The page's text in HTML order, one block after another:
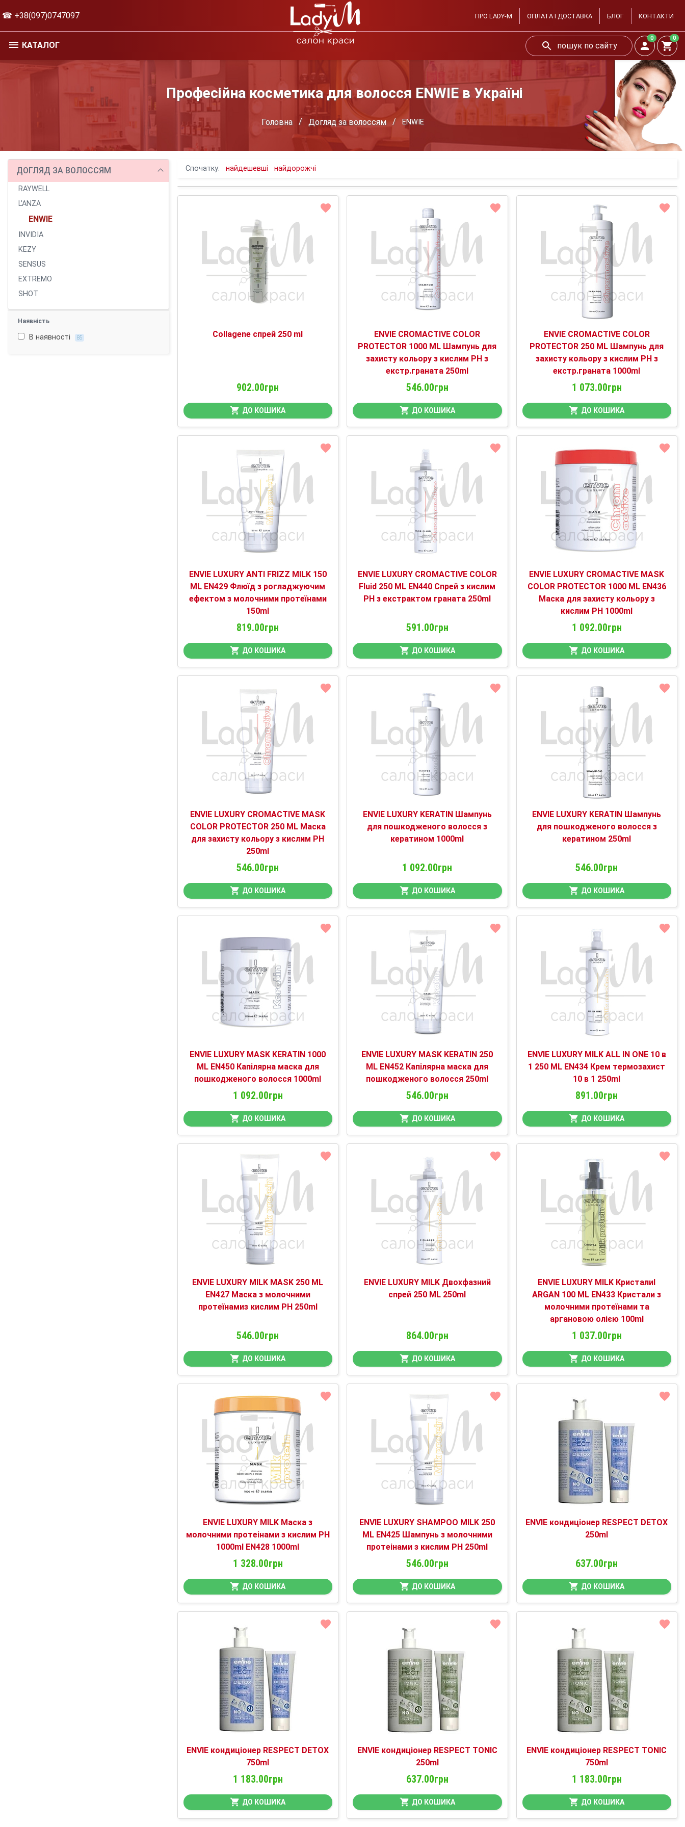
☎ +38(097)0747097 ПРО LADY-M ОПЛАТА І ДОСТАВКА БЛОГ КОНТАКТИ
КАТАЛОГ пошук по сайту
0 0
Професійна косметика для волосся ENWIE в Україні
Головна Догляд за волоссям ENWIE
ДОГЛЯД ЗА ВОЛОССЯМ
RAYWELL
L’ANZA
ENWIE
INVIDIA
KEZY
SENSUS
EXTREMO
SHOT
Наявність
В наявності 85
Спочатку: найдешевші найдорожчі
Collagene спрей 250 ml
902.00грн
ДО КОШИКА
ENVIE CROMACTIVE COLOR
PROTECTOR 1000 ML Шампунь для
захисту кольору з кислим PH з
екстр.граната 250ml
546.00грн
ДО КОШИКА
ENVIE CROMACTIVE COLOR
PROTECTOR 250 ML Шампунь для
захисту кольору з кислим PH з
екстр.граната 1000ml
1 073.00грн
ДО КОШИКА
ENVIE LUXURY ANTI FRIZZ MILK 150
ML EN429 Флюїд з рогладжуючим
ефектом з молочними протеїнами
150ml
819.00грн
ДО КОШИКА
ENVIE LUXURY CROMACTIVE COLOR
Fluid 250 ML EN440 Спрей з кислим
PH з екстрактом граната 250ml
591.00грн
ДО КОШИКА
ENVIE LUXURY CROMACTIVE MASK
COLOR PROTECTOR 1000 ML EN436
Маска для захисту кольору з
кислим PH 1000ml
1 092.00грн
ДО КОШИКА
ENVIE LUXURY CROMACTIVE MASK
COLOR PROTECTOR 250 ML Маска
для захисту кольору з кислим PH
250ml
546.00грн
ДО КОШИКА
ENVIE LUXURY KERATIN Шампунь
для пошкодженого волосся з
кератином 1000ml
1 092.00грн
ДО КОШИКА
ENVIE LUXURY KERATIN Шампунь
для пошкодженого волосся з
кератином 250ml
546.00грн
ДО КОШИКА
ENVIE LUXURY MASK KERATIN 1000
ML EN450 Капілярна маска для
пошкодженого волосся 1000ml
1 092.00грн
ДО КОШИКА
ENVIE LUXURY MASK KERATIN 250
ML EN452 Капілярна маска для
пошкодженого волосся 250ml
546.00грн
ДО КОШИКА
ENVIE LUXURY MILK ALL IN ONE 10 в
1 250 ML EN434 Крем термозахист
10 в 1 250ml
891.00грн
ДО КОШИКА
ENVIE LUXURY MILK MASK 250 ML
EN427 Маска з молочними
протеїнамиз кислим PH 250ml
546.00грн
ДО КОШИКА
ENVIE LUXURY MILK Двохфазний
спрей 250 ML 250ml
864.00грн
ДО КОШИКА
ENVIE LUXURY MILK КристалиI
ARGAN 100 ML EN433 Кристали з
молочними протеїнами та
аргановою олією 100ml
1 037.00грн
ДО КОШИКА
ENVIE LUXURY MILK Маска з
молочними протеінами з кислим PH
1000ml EN428 1000ml
1 328.00грн
ДО КОШИКА
ENVIE LUXURY SHAMPOO MILK 250
ML EN425 Шампунь з молочними
протеінами з кислим PH 250ml
546.00грн
ДО КОШИКА
ENVIE кондиціонер RESPECT DETOX
250ml
637.00грн
ДО КОШИКА
ENVIE кондиціонер RESPECT DETOX
750ml
1 183.00грн
ДО КОШИКА
ENVIE кондиціонер RESPECT TONIC
250ml
637.00грн
ДО КОШИКА
ENVIE кондиціонер RESPECT TONIC
750ml
1 183.00грн
ДО КОШИКА